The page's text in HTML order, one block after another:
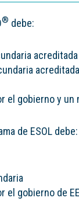
® debe:
acreditada
gobierno y un
de ESOL debe:
gobierno de